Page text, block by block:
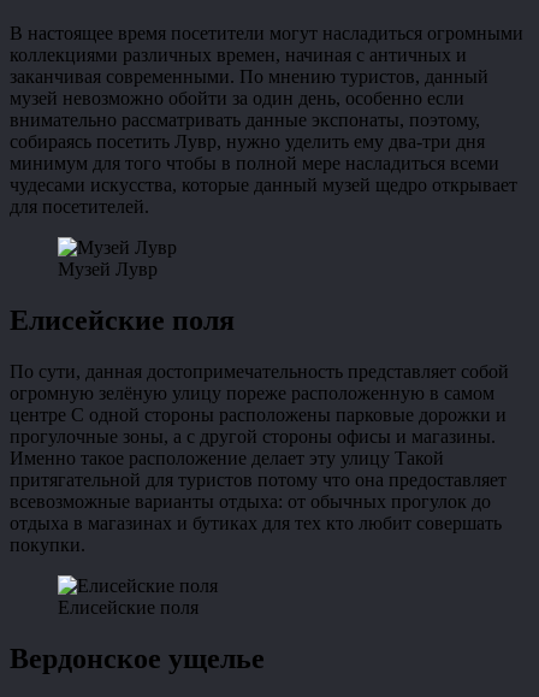
В настоящее время посетители могут насладиться огромными
коллекциями различных времен, начиная с античных и
заканчивая современными. По мнению туристов, данный
музей невозможно обойти за один день, особенно если
внимательно рассматривать данные экспонаты, поэтому,
собираясь посетить Лувр, нужно уделить ему два-три дня
минимум для того чтобы в полной мере насладиться всеми
чудесами искусства, которые данный музей щедро открывает
для посетителей.
Музей Лувр
Елисейские поля
По сути, данная достопримечательность представляет собой
огромную зелёную улицу пореже расположенную в самом
центре С одной стороны расположены парковые дорожки и
прогулочные зоны, а с другой стороны офисы и магазины.
Именно такое расположение делает эту улицу Такой
притягательной для туристов потому что она предоставляет
всевозможные варианты отдыха: от обычных прогулок до
отдыха в магазинах и бутиках для тех кто любит совершать
покупки.
Елисейские поля
Вердонское ущелье